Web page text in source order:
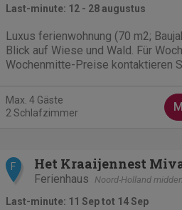
Last-minute: 12 - 28 augustus
Luxus ferienwohnung (70 m2;
Blick auf Wiese und Wald. Für
Wochenmitte-Preise kontaktieren
rollstuhlfreundlich.
Max. 4 Gäste
2 Schlafzimmer
F Het Kraaijennest
Ferienhaus Noord-Holland midden
Last-minute: 11 Sep tot 14 Sep